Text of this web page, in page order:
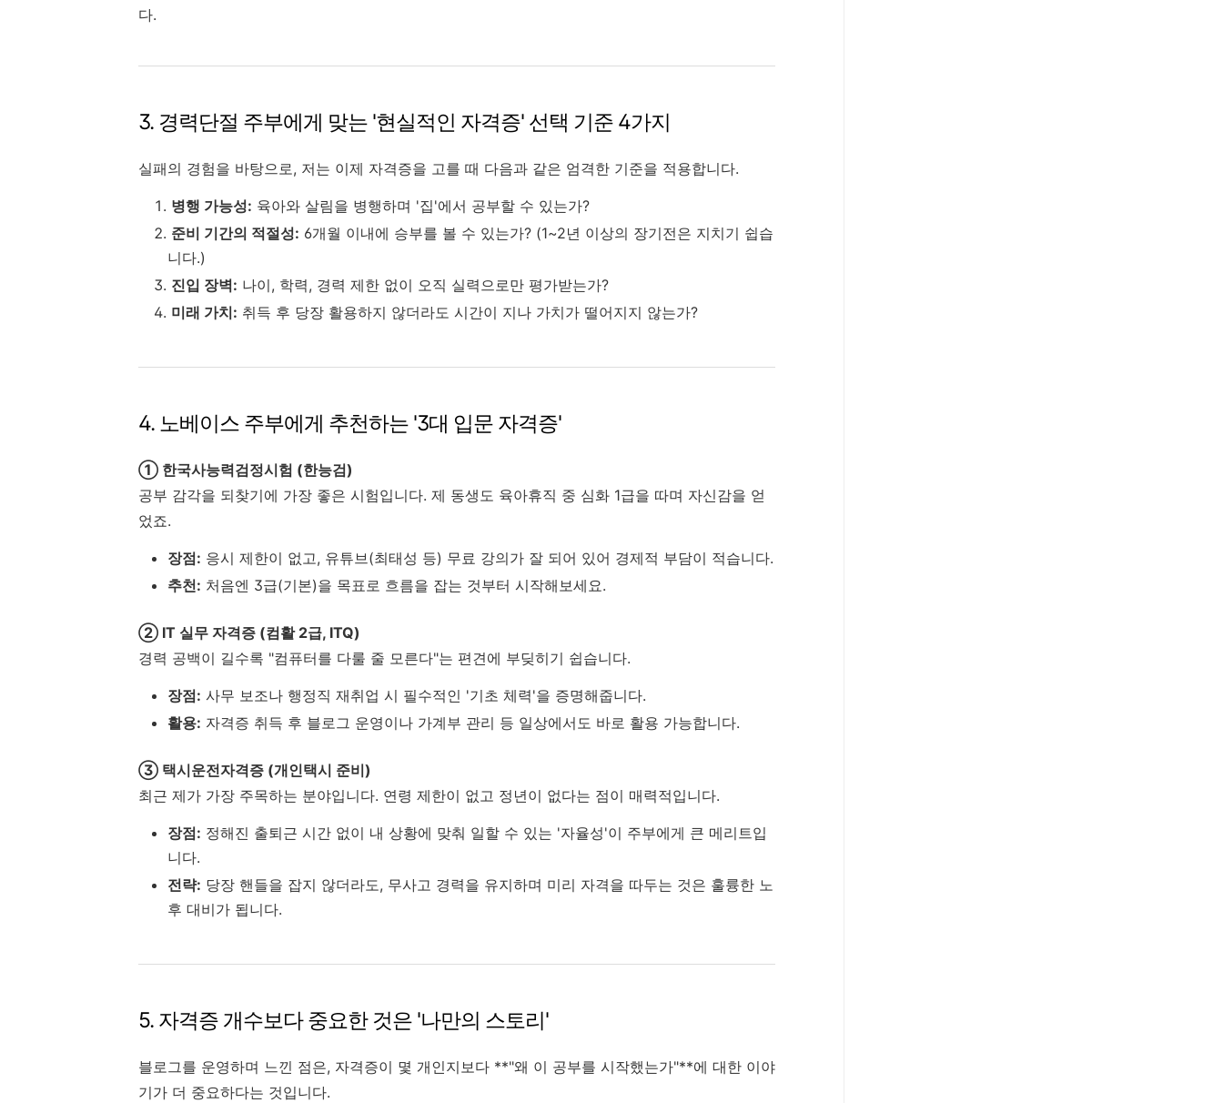
다.
3. 경력단절 주부에게 맞는 '현실적인 자격증' 선택 기준 4가지
실패의 경험을 바탕으로, 저는 이제 자격증을 고를 때 다음과 같은 엄격한 기준을 적용합니다.
병행 가능성: 육아와 살림을 병행하며 '집'에서 공부할 수 있는가?
준비 기간의 적절성: 6개월 이내에 승부를 볼 수 있는가? (1~2년 이상의 장기전은 지치기 쉽습
니다.)
진입 장벽: 나이, 학력, 경력 제한 없이 오직 실력으로만 평가받는가?
미래 가치: 취득 후 당장 활용하지 않더라도 시간이 지나 가치가 떨어지지 않는가?
4. 노베이스 주부에게 추천하는 '3대 입문 자격증'
① 한국사능력검정시험 (한능검)
공부 감각을 되찾기에 가장 좋은 시험입니다. 제 동생도 육아휴직 중 심화 1급을 따며 자신감을 얻
었죠.
장점: 응시 제한이 없고, 유튜브(최태성 등) 무료 강의가 잘 되어 있어 경제적 부담이 적습니다.
추천: 처음엔 3급(기본)을 목표로 흐름을 잡는 것부터 시작해보세요.
② IT 실무 자격증 (컴활 2급, ITQ)
경력 공백이 길수록 "컴퓨터를 다룰 줄 모른다"는 편견에 부딪히기 쉽습니다.
장점: 사무 보조나 행정직 재취업 시 필수적인 '기초 체력'을 증명해줍니다.
활용: 자격증 취득 후 블로그 운영이나 가계부 관리 등 일상에서도 바로 활용 가능합니다.
③ 택시운전자격증 (개인택시 준비)
최근 제가 가장 주목하는 분야입니다. 연령 제한이 없고 정년이 없다는 점이 매력적입니다.
장점: 정해진 출퇴근 시간 없이 내 상황에 맞춰 일할 수 있는 '자율성'이 주부에게 큰 메리트입
니다.
전략: 당장 핸들을 잡지 않더라도, 무사고 경력을 유지하며 미리 자격을 따두는 것은 훌륭한 노
후 대비가 됩니다.
5. 자격증 개수보다 중요한 것은 '나만의 스토리'
블로그를 운영하며 느낀 점은, 자격증이 몇 개인지보다 **"왜 이 공부를 시작했는가"**에 대한 이야
기가 더 중요하다는 것입니다.